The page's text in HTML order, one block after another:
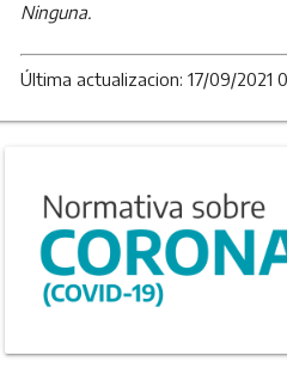
Ninguna.
Última actualizacion: 17/09/2021